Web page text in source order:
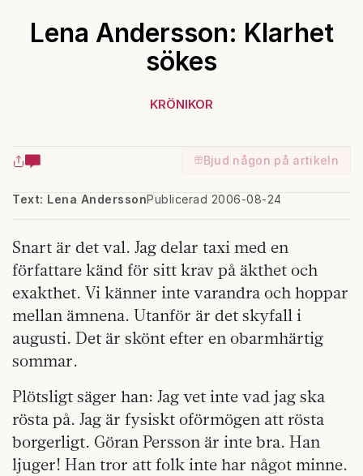
Lena Andersson: Klarhet
sökes
KRÖNIKOR
Bjud någon på artikeln
Text: Lena AnderssonPublicerad 2006-08-24
Snart är det val. Jag delar taxi med en
författare känd för sitt krav på äkthet och
exakthet. Vi känner inte varandra och hoppar
mellan ämnena. Utanför är det skyfall i
augusti. Det är skönt efter en obarmhärtig
sommar.
Plötsligt säger han: Jag vet inte vad jag ska
rösta på. Jag är fysiskt oförmögen att rösta
borgerligt. Göran Persson är inte bra. Han
ljuger! Han tror att folk inte har något minne.